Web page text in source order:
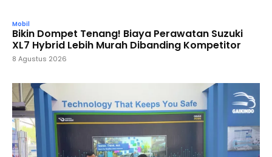
Mobil
Bikin Dompet Tenang! Biaya Perawatan Suzuki
XL7 Hybrid Lebih Murah Dibanding Kompetitor
8 Agustus 2026